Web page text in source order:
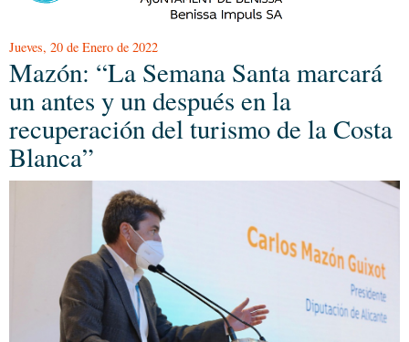
Jueves, 20 de Enero de 2022
Mazón: “La Semana Santa marcará
un antes y un después en la
recuperación del turismo de la Costa
Blanca”